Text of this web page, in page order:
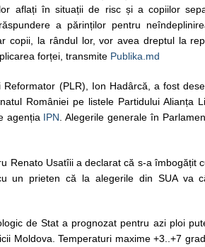
aflați în situații de risc și a copiilor
a părinților pentru
copii, la rândul lor, vor avea dreptul la
forței, transmite Publika.md
Reformator (PLR), Ion Hadârcă, a fost
României pe listele Partidului Alianța
agenția IPN . Alegerile generale în
Renato Usatîii a declarat că s-a îmbogățit
un prieten că la alegerile din SUA va
de Stat a prognozat pentru azi ploi
Moldova. Temperaturi maxime +3..+7